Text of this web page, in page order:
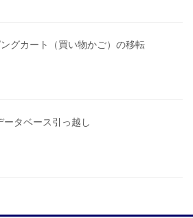
グカート（買い物かご）の移転
ータベース引っ越し